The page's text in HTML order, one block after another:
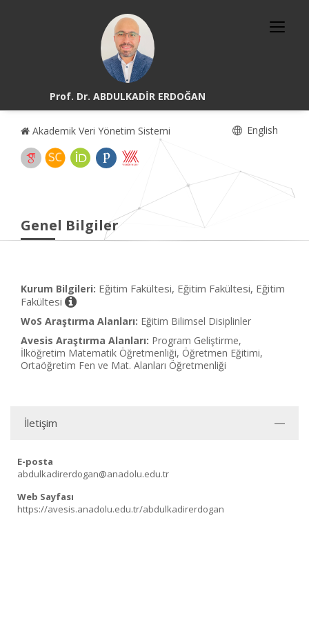
Prof. Dr. ABDULKADİR ERDOĞAN
Akademik Veri Yönetim Sistemi English
Genel Bilgiler
Kurum Bilgileri: Eğitim Fakültesi, Eğitim Fakültesi, Eğitim
Fakültesi
WoS Araştırma Alanları: Eğitim Bilimsel Disiplinler
Avesis Araştırma Alanları: Program Geliştirme,
İlköğretim Matematik Öğretmenliği, Öğretmen Eğitimi,
Ortaöğretim Fen ve Mat. Alanları Öğretmenliği
İletişim
E-posta
abdulkadirerdogan@anadolu.edu.tr
Web Sayfası
https://avesis.anadolu.edu.tr/abdulkadirerdogan